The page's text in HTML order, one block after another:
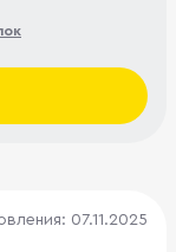
07.11.2025